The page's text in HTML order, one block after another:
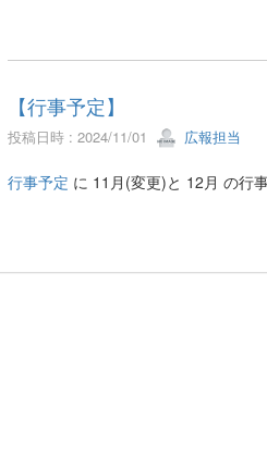
【行事予定】
投稿日時 : 2024/11/01 広報担当
行事予定 に 11月(変更)と 12月 の行